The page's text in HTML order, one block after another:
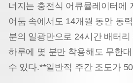
너지는 충전식 어큐뮬레이터에
어둠 속에서도 14개월 동안 동
분의 일광만으로 24시간 배터
하루에 몇 분만 착용해도 무한
수 있다.**일반적 주간 조도가